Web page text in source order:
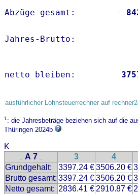
Abzüge gesamt:        -
Jahres-
netto bleiben:
ausführlicher Lohnsteuerrechner auf
1: die Jahresbeträge beziehen sich auf die
Thüringen 2024b
K
.. A 7 .. 3 4
Grundgehalt:
3397.24 €3506.20 €
Brutto gesamt: 3397.24 €3506.20 €
Netto gesamt: 2836.41 € 2910.87 €